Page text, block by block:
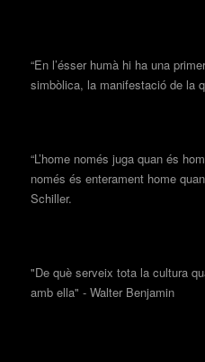
“En l’ésser humà hi ha una
simbòlica, la manifestació de la
“L’home només juga quan és
només és enterament home
Schiller.
"De què serveix tota la cultura
amb ella" - Walter Benjamin